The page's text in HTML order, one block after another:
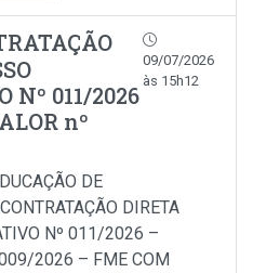
Nº 011/2026
nº
09/07/2026
às 15h12
DE
DIRETA
Nº 011/2026 –
2026 – FME COM